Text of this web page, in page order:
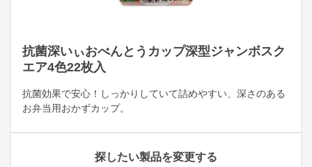
抗菌深いぃおべんとうカップ深型ジャンボスク
エア4色22枚入
抗菌効果で安心！しっかりしていて詰めやすい、深さのある
お弁当用おかずカップ。
探したい製品を変更する